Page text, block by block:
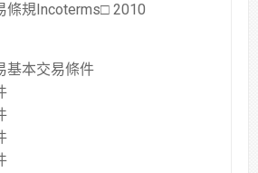
條規Incoterms□ 2010
基本交易條件